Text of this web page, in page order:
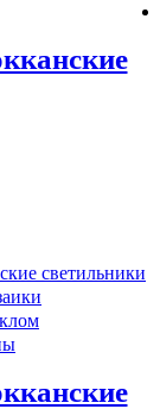
светильники